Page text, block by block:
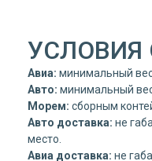
УСЛОВИЯ
Авиа: минимальный вес
Авто: минимальный
Морем: сборным
Авто доставка: не
место.
Авиа доставка: не